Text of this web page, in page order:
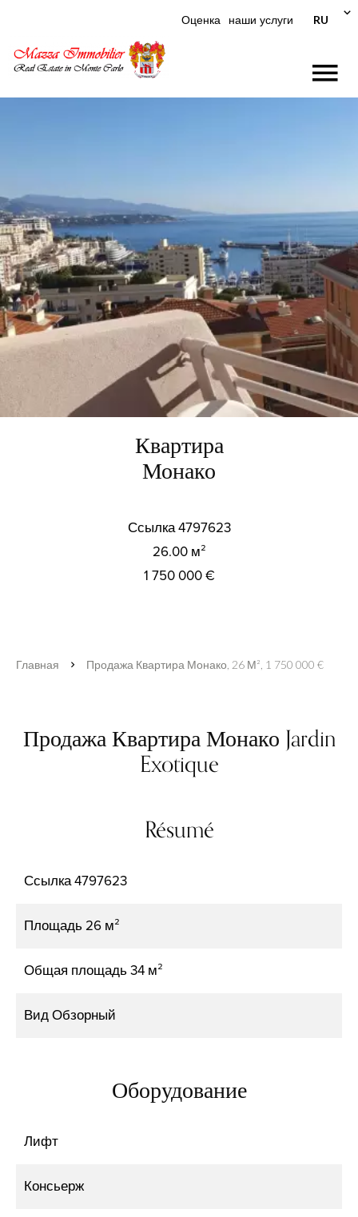
Оценка наши услуги RU
Квартира
Монако
Ссылка4797623
26.00м²
1 750 000 €
Главная Продажа Квартира Монако, 26 М², 1 750 000 €
Продажа Квартира Монако Jardin
Exotique
Résumé
Ссылка4797623
Площадь 26 м²
Общая площадь34 м²
ВидОбзорный
Оборудование
Лифт
Консьерж